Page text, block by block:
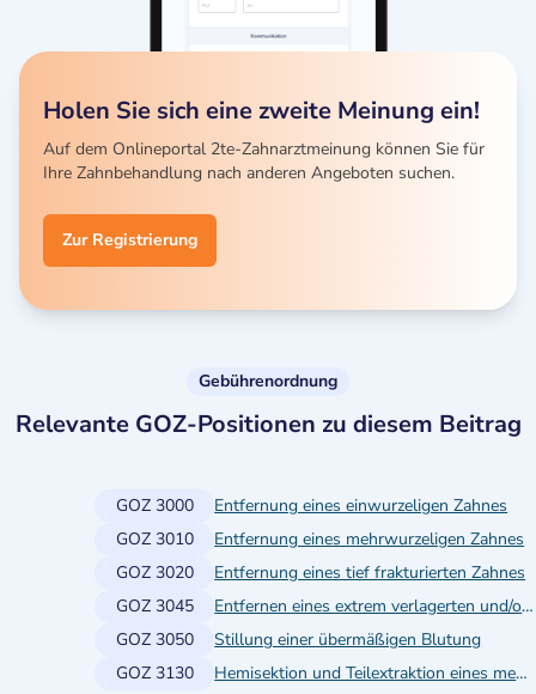
Holen Sie sich eine zweite Meinung ein!
Auf dem Onlineportal 2te-Zahnarztmeinung können Sie für
Ihre Zahnbehandlung nach anderen Angeboten suchen.
Zur Registrierung
Gebührenordnung
Relevante GOZ-Positionen zu diesem Beitrag
GOZ 3000
Entfernung eines einwurzeligen Zahnes
GOZ 3010
Entfernung eines mehrwurzeligen Zahnes
GOZ 3020
Entfernung eines tief frakturierten Zahnes
GOZ 3045
Entfernen eines extrem verlagerten und/oder eines extrem retinierten Zahnes
GOZ 3050
Stillung einer übermäßigen Blutung
GOZ 3130
Hemisektion und Teilextraktion eines mehrwurzeligen Zahnes